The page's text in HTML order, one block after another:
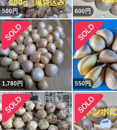
500円 600円
1,780円 550円